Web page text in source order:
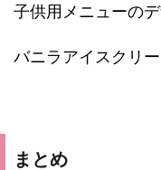
子供用メニューの
バニラアイスクリ
まとめ